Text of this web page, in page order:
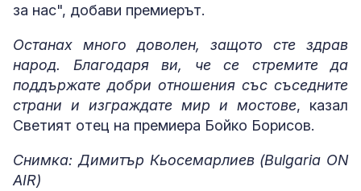
за нас", добави премиерът.
Останах много доволен, защото сте здрав
народ. Благодаря ви, че се стремите да
поддържате добри отношения със съседните
страни и изграждате мир и мостове, казал
Светият отец на премиера Бойко Борисов.
Снимка: Димитър Кьосемарлиев (Bulgaria ON
AIR)